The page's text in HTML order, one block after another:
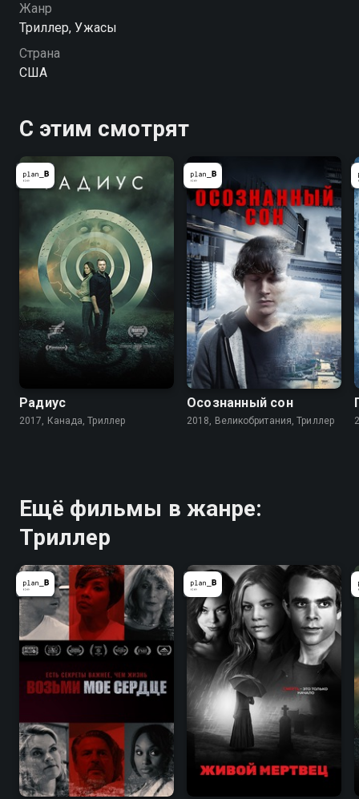
Жанр
Триллер, Ужасы
Страна
США
С этим смотрят
Радиус
2017, Канада, Триллер
Осознанный сон
2018, Великобритания, Триллер
Ещё фильмы в жанре:
Триллер